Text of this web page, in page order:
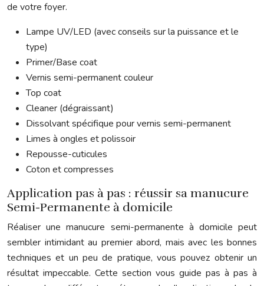
de votre foyer.
Lampe UV/LED (avec conseils sur la puissance et le
type)
Primer/Base coat
Vernis semi-permanent couleur
Top coat
Cleaner (dégraissant)
Dissolvant spécifique pour vernis semi-permanent
Limes à ongles et polissoir
Repousse-cuticules
Coton et compresses
Application pas à pas : réussir sa manucure
Semi-Permanente à domicile
Réaliser une manucure semi-permanente à domicile peut
sembler intimidant au premier abord, mais avec les bonnes
techniques et un peu de pratique, vous pouvez obtenir un
résultat impeccable. Cette section vous guide pas à pas à